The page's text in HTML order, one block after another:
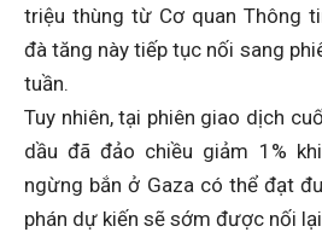
triệu thùng từ Cơ quan Thông
đà tăng này tiếp tục nối sang
tuần.
Tuy nhiên, tại phiên giao dịch
dầu đã đảo chiều giảm 1%
ngừng bắn ở Gaza có thể đạt
phán dự kiến sẽ sớm được nối